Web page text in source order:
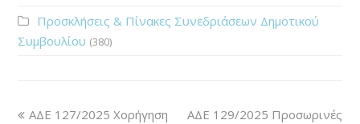
Προσκλήσεις & Πίνακες Συνεδριάσεων Δημοτικού
Συμβουλίου (380)
ΑΔΕ 127/2025 Χορήγηση
ΑΔΕ 129/2025 Προσωρινές